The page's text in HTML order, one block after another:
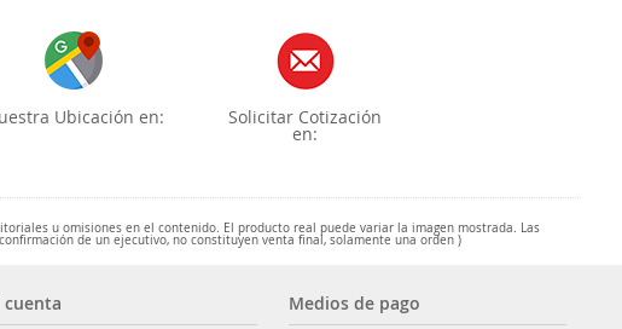
Ubicación en: Solicitar Cotización
en:
u omisiones en el contenido. El producto real puede variar la imagen mostrada. Las
de un ejecutivo, no constituyen venta final, solamente una orden )
cuenta Medios de pago